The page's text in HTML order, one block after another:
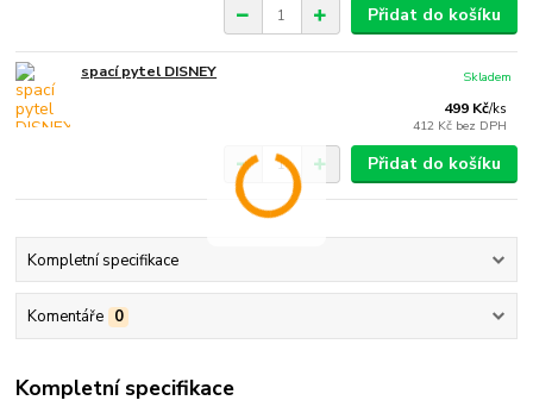
Přidat do košíku
spací pytel DISNEY
499 Kč/ks
412 Kč bez DPH
Skladem
Přidat do košíku
Kompletní specifikace
Komentáře 0
Kompletní specifikace